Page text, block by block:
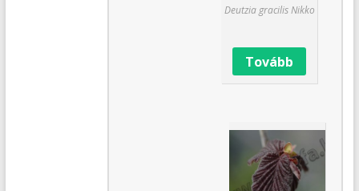
Deutzia gracilis Nikko
Tovább